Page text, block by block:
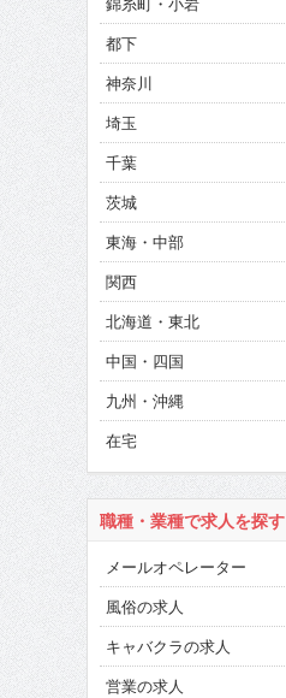
都下
神奈川
埼玉
千葉
茨城
東海・中部
関西
北海道・東北
中国・四国
九州・沖縄
在宅
職種・業種で求人を探す
メールオペレーター
風俗の求人
キャバクラの求人
営業の求人